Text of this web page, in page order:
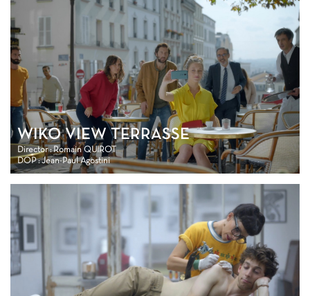
WIKO VIEW TERRASSE
Director : Romain QUIROT
DOP : Jean-Paul Agostini